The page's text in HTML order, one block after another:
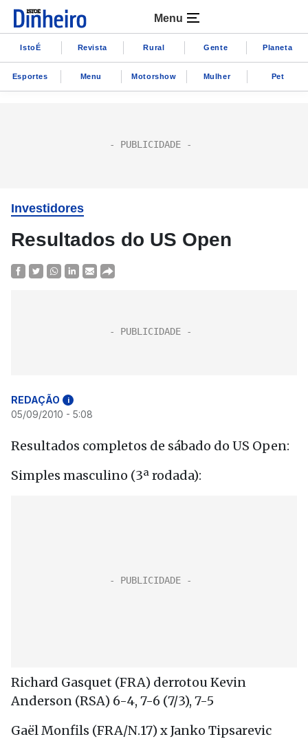
Menu
IstoÉ Revista Rural Gente Planeta
Esportes Menu Motorshow Mulher Pet
Investidores
Resultados do US Open
REDAÇÃO i
05/09/2010 - 5:08
Resultados completos de sábado do US Open:
Simples masculino (3ª rodada):
Richard Gasquet (FRA) derrotou Kevin
Anderson (RSA) 6-4, 7-6 (7/3), 7-5
Gaël Monfils (FRA/N.17) x Janko Tipsarevic